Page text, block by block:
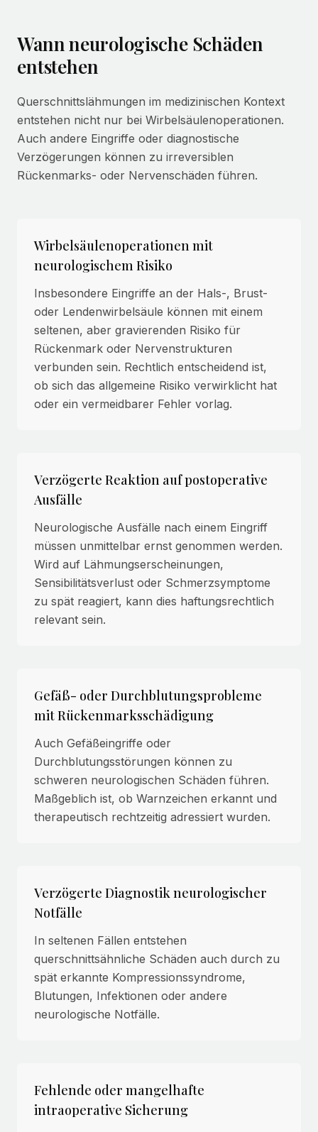
Wann neurologische Schäden
entstehen
Querschnittslähmungen im medizinischen Kontext
entstehen nicht nur bei Wirbelsäulenoperationen.
Auch andere Eingriffe oder diagnostische
Verzögerungen können zu irreversiblen
Rückenmarks- oder Nervenschäden führen.
Wirbelsäulenoperationen mit
neurologischem Risiko
Insbesondere Eingriffe an der Hals-, Brust-
oder Lendenwirbelsäule können mit einem
seltenen, aber gravierenden Risiko für
Rückenmark oder Nervenstrukturen
verbunden sein. Rechtlich entscheidend ist,
ob sich das allgemeine Risiko verwirklicht hat
oder ein vermeidbarer Fehler vorlag.
Verzögerte Reaktion auf postoperative
Ausfälle
Neurologische Ausfälle nach einem Eingriff
müssen unmittelbar ernst genommen werden.
Wird auf Lähmungserscheinungen,
Sensibilitätsverlust oder Schmerzsymptome
zu spät reagiert, kann dies haftungsrechtlich
relevant sein.
Gefäß- oder Durchblutungsprobleme
mit Rückenmarksschädigung
Auch Gefäßeingriffe oder
Durchblutungsstörungen können zu
schweren neurologischen Schäden führen.
Maßgeblich ist, ob Warnzeichen erkannt und
therapeutisch rechtzeitig adressiert wurden.
Verzögerte Diagnostik neurologischer
Notfälle
In seltenen Fällen entstehen
querschnittsähnliche Schäden auch durch zu
spät erkannte Kompressionssyndrome,
Blutungen, Infektionen oder andere
neurologische Notfälle.
Fehlende oder mangelhafte
intraoperative Sicherung